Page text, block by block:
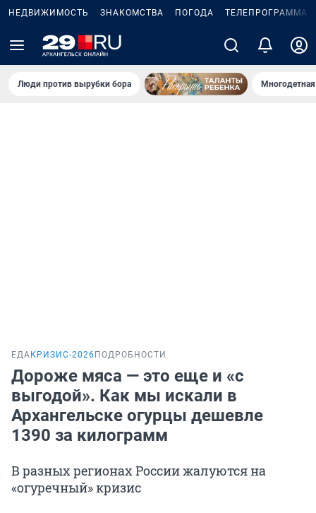
НЕДВИЖИМОСТЬ ЗНАКОМСТВА ПОГОДА ТЕЛЕПРОГРАММА
Люди против вырубки бора
ЕДА КРИЗИС-2026 ПОДРОБНОСТИ
Дороже мяса — это еще и «с
выгодой». Как мы искали в
Архангельске огурцы дешевле
1390 за килограмм
В разных регионах России жалуются на
«огуречный» кризис